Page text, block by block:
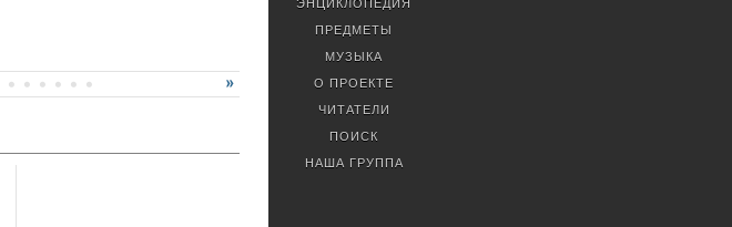
ЭНЦИКЛОПЕДИЯ
ПРЕДМЕТЫ
МУЗЫКА
О ПРОЕКТЕ
ЧИТАТЕЛИ
ПОИСК
НАША ГРУППА